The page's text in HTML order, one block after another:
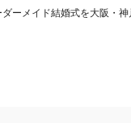
ーメイド結婚式を大阪・